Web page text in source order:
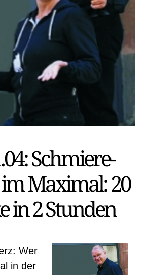
Schmiere-
Maximal: 20
in 2 Stunden
Wer
in der